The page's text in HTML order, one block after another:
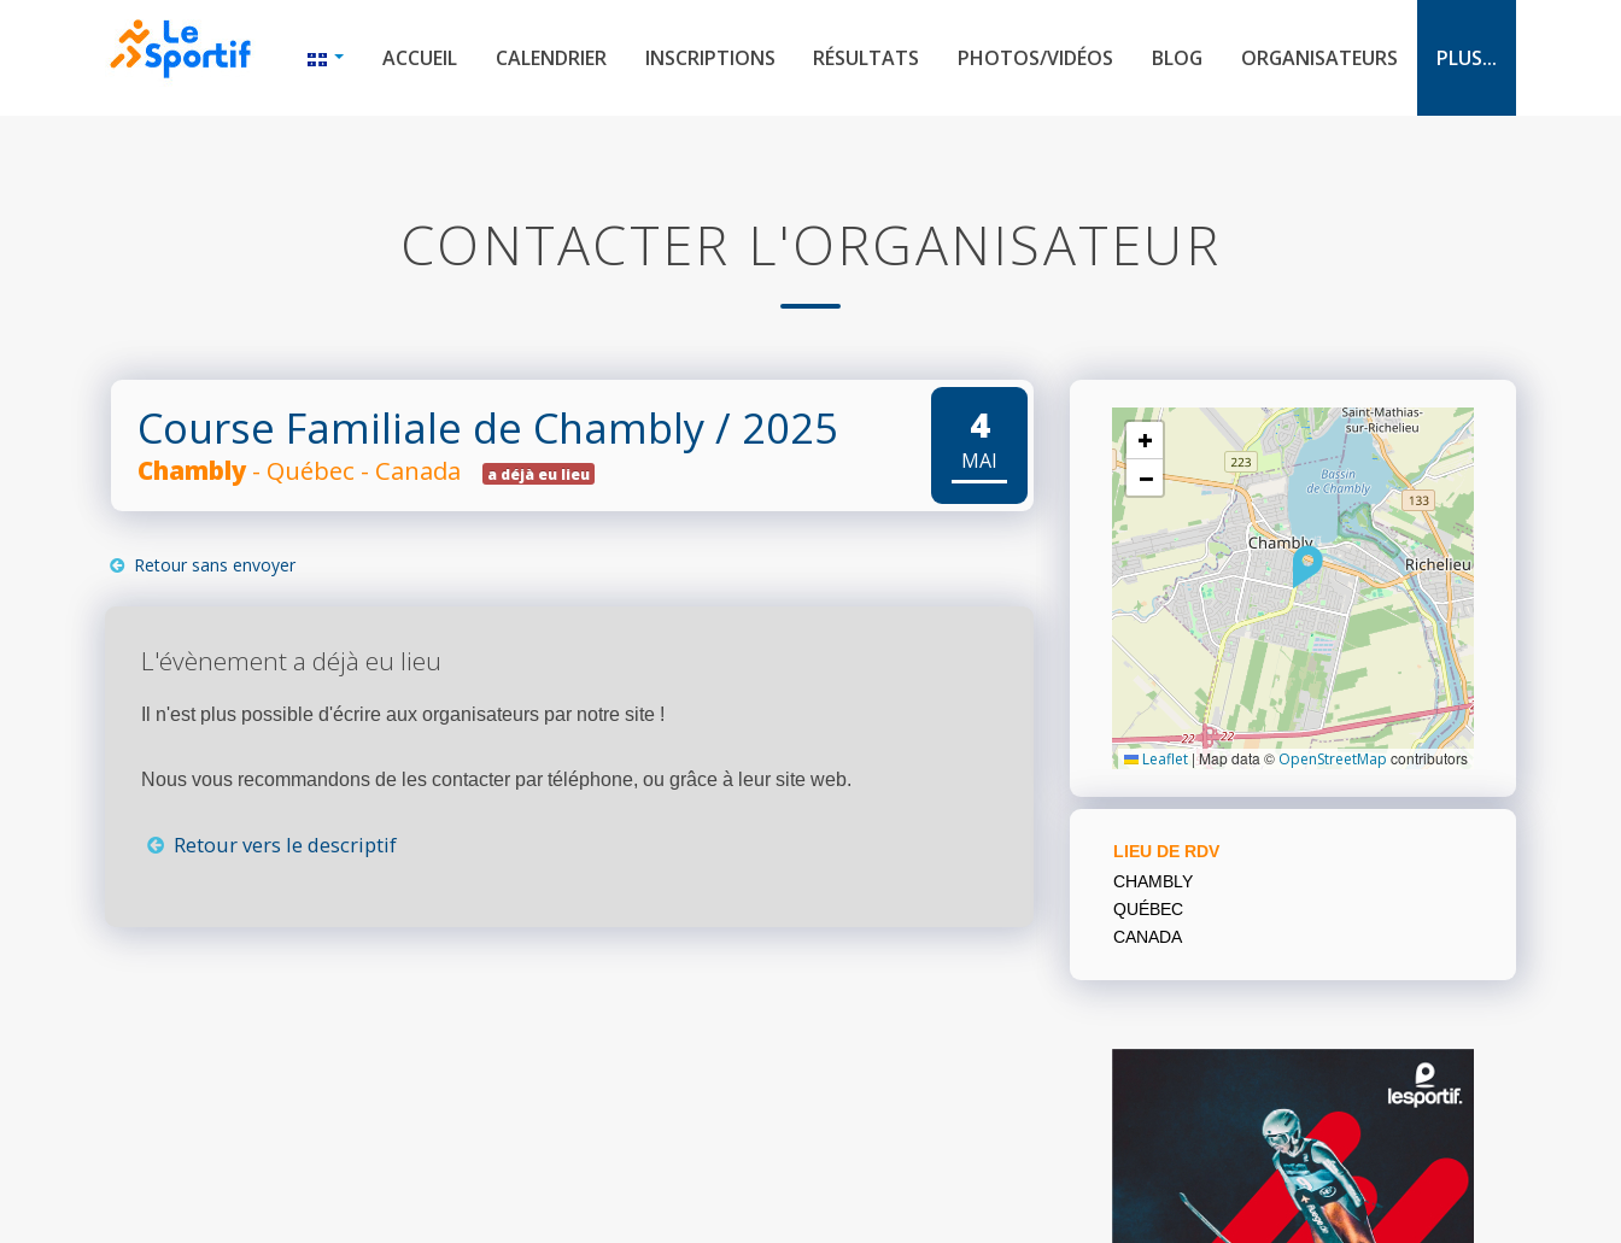
ACCUEIL CALENDRIER INSCRIPTIONS RÉSULTATS PHOTOS/VIDÉOS BLOG ORGANISATEURS PLUS...
CONTACTER L'ORGANISATEUR
Course Familiale de Chambly/ 2025
Chambly- Québec - Canada a déjà eu lieu
4
MAI
Retour sans envoyer
L'évènement a déjà eu lieu
Il n'est plus possible d'écrire aux organisateurs par notre site !
Nous vous recommandons de les contacter par téléphone, ou grâce à leur site web.
Retour vers le descriptif
+
−
Leaflet |Map data © OpenStreetMap contributors
LIEU DE RDV
CHAMBLY
QUÉBEC
CANADA